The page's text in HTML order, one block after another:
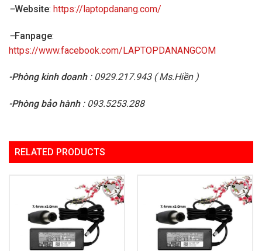
–Website: https://laptopdanang.com/
–Fanpage:
https://www.facebook.com/LAPTOPDANANGCOM
-Phòng kinh doanh: 0929.217.943 ( Ms.Hiền )
-Phòng bảo hành: 093.5253.288
RELATED PRODUCTS
Add to
Wishlist
Add to
Wishlist